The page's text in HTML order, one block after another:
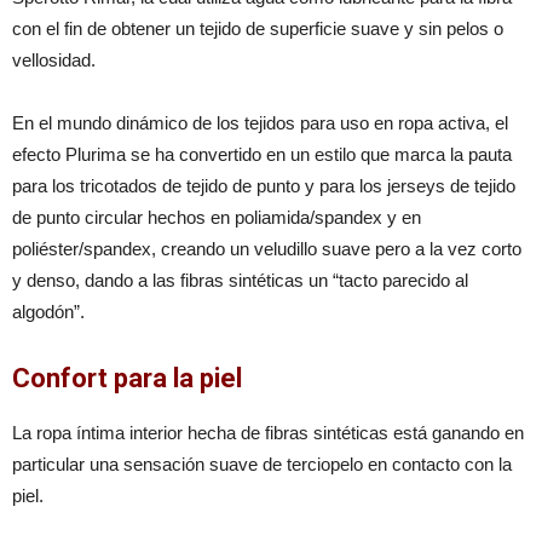
con el fin de obtener un tejido de superficie suave y sin pelos o
vellosidad.
En el mundo dinámico de los tejidos para uso en ropa activa, el
efecto Plurima se ha convertido en un estilo que marca la pauta
para los tricotados de tejido de punto y para los jerseys de tejido
de punto circular hechos en poliamida/spandex y en
poliéster/spandex, creando un veludillo suave pero a la vez corto
y denso, dando a las fibras sintéticas un “tacto parecido al
algodón”.
Confort para la piel
La ropa íntima interior hecha de fibras sintéticas está ganando en
particular una sensación suave de terciopelo en contacto con la
piel.